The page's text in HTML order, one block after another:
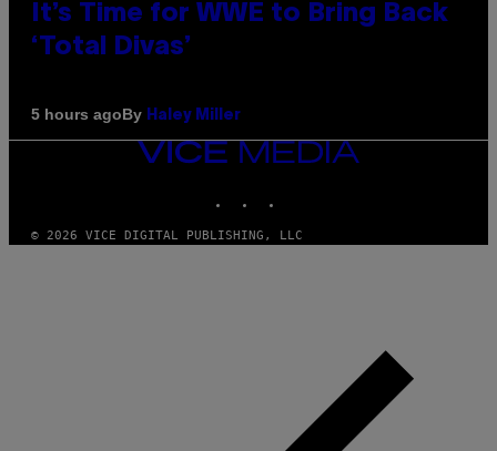
It’s Time for WWE to Bring Back
‘Total Divas’
5 hours agoBy Haley Miller
VICE
MEDIA
© 2026 VICE DIGITAL PUBLISHING, LLC